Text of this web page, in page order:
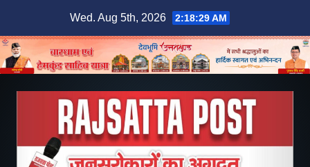
content
Wed. Aug 5th, 2026 2:18:30 AM